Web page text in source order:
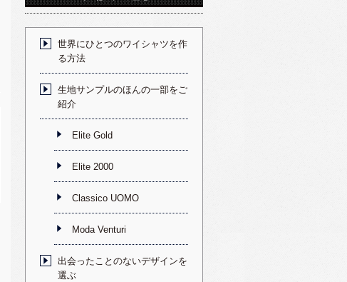
世界にひとつのワイシャツを作
る方法
生地サンプルのほんの一部をご
紹介
Elite Gold
Elite 2000
Classico UOMO
Moda Venturi
出会ったことのないデザインを
選ぶ